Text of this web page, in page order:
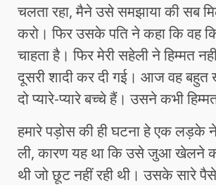
चलता रहा, मैने उसे समझाया की सब
करो। फिर उसके पति ने कहा कि वह
चाहता है। फिर मेरी सहेली ने हिम्मत
दूसरी शादी कर दी गई। आज वह
दो प्यारे-प्यारे बच्चे हैं। उसने कभी
हमारे पड़ोस की ही घटना हे एक लड़के
ली, कारण यह था कि उसे जुआ खेलने
थी जो छूट नहीं रही थी। उसके सारे पैसे